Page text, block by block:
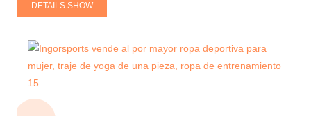
DETAILS SHOW